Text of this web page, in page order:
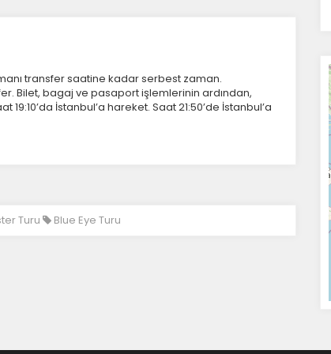
transfer saatine kadar serbest zaman.
Bilet, bagaj ve pasaport işlemlerinin ardından,
19:10’da İstanbul’a hareket. Saat 21:50’de İstanbul’a
Turu Blue Eye Turu